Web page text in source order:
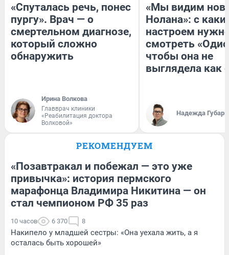
«Спуталась речь, понес
пургу». Врач — о
смертельном диагнозе,
который сложно
обнаружить
Ирина Волкова
Главврач клиники
«Реабилитация доктора
Волковой»
«Мы видим
Нолана»: с
настроем
смотреть
чтобы она не
выглядела как
Надежда Губарь
РЕКОМЕНДУЕМ
«Позавтракал и побежал — это уже
привычка»: история пермского
марафонца Владимира Никитина — он
стал чемпионом РФ 35 раз
10 часов 6 370 8
Накипело у младшей сестры: «Она уехала жить, а я
осталась быть хорошей»